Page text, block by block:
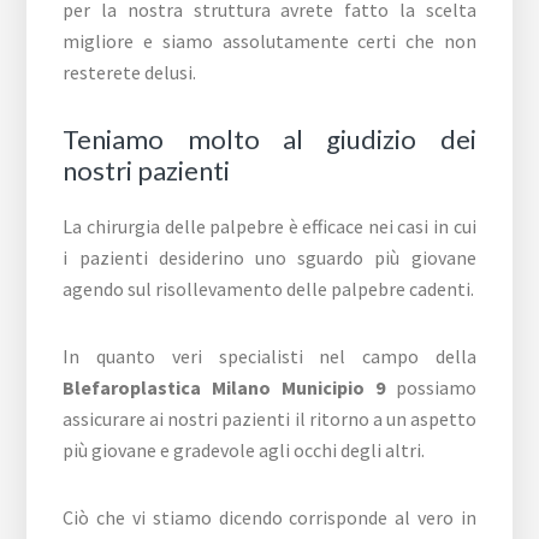
per la nostra struttura avrete fatto la scelta
migliore e siamo assolutamente certi che non
resterete delusi.
Teniamo molto al giudizio dei
nostri pazienti
La chirurgia delle palpebre è efficace nei casi in cui
i pazienti desiderino uno sguardo più giovane
agendo sul risollevamento delle palpebre cadenti.
In quanto veri specialisti nel campo della
Blefaroplastica Milano Municipio 9possiamo
assicurare ai nostri pazienti il ritorno a un aspetto
più giovane e gradevole agli occhi degli altri.
Ciò che vi stiamo dicendo corrisponde al vero in